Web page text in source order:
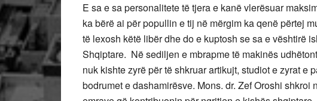
E sa e sa personalitete të tjera e kanë vlerësuar
ka bërë ai për popullin e tij në mërgim ka qenë përtej
të lexosh këtë libër dhe do e kuptosh se sa e vështirë
Shqiptare. Në sediljen e mbrapme të makinës
nuk kishte zyrë për të shkruar artikujt, studiot e zyrat e
bodrumet e dashamirësve. Mons. dr. Zef Oroshi